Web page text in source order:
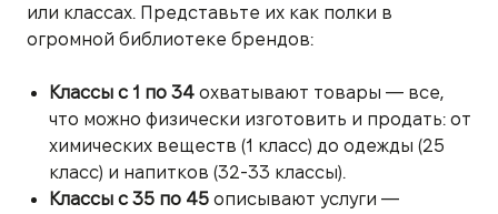
или классах. Представьте их как полки в
огромной библиотеке брендов:
Классы с 1 по 34 охватывают товары — все,
что можно физически изготовить и продать: от
химических веществ (1 класс) до одежды (25
класс) и напитков (32-33 классы).
Классы с 35 по 45 описывают услуги —